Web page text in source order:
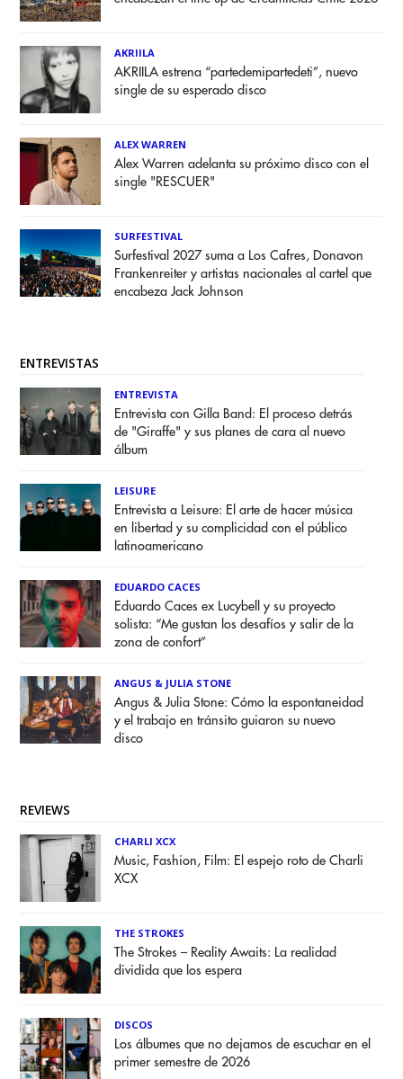
AKRIILA
AKRIILA estrena “partedemipartedeti”, nuevo
single de su esperado disco
ALEX WARREN
Alex Warren adelanta su próximo disco con el
single "RESCUER"
SURFESTIVAL
Surfestival 2027 suma a Los Cafres, Donavon
Frankenreiter y artistas nacionales al cartel que
encabeza Jack Johnson
ENTREVISTAS
ENTREVISTA
Entrevista con Gilla Band: El proceso detrás
de "Giraffe" y sus planes de cara al nuevo
álbum
LEISURE
Entrevista a Leisure: El arte de hacer música
en libertad y su complicidad con el público
latinoamericano
EDUARDO CACES
Eduardo Caces ex Lucybell y su proyecto
solista: “Me gustan los desafíos y salir de la
zona de confort”
ANGUS & JULIA STONE
Angus & Julia Stone: Cómo la espontaneidad
y el trabajo en tránsito guiaron su nuevo
disco
REVIEWS
CHARLI XCX
Music, Fashion, Film: El espejo roto de Charli
XCX
THE STROKES
The Strokes – Reality Awaits: La realidad
dividida que los espera
DISCOS
Los álbumes que no dejamos de escuchar en el
primer semestre de 2026